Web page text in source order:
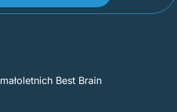
Best Brain